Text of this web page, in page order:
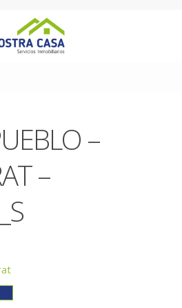
–
–